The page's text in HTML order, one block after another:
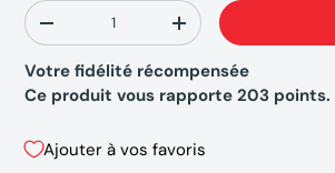
Qté
-
+
Votre fidélité récompensée
Ce produit vous rapporte203 points.
Ajouter à vos favoris